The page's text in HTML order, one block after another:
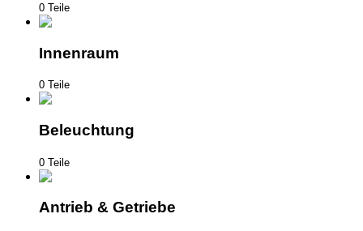
0 Teile
Innenraum
0 Teile
Beleuchtung
0 Teile
Antrieb & Getriebe